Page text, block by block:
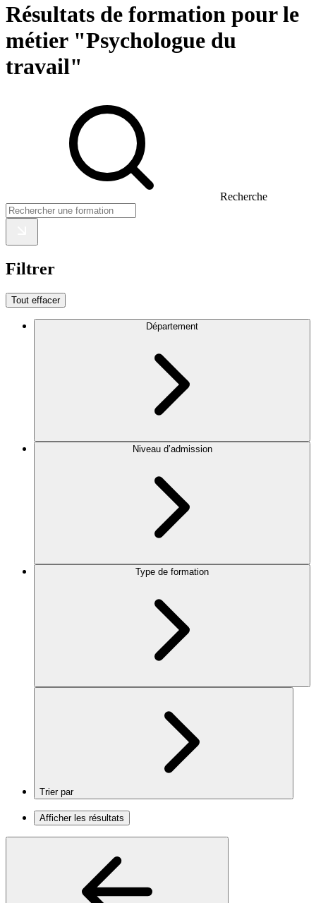
Résultats de formation pour le
métier "Psychologue du
travail"
Recherche
Filtrer
Tout effacer
Département
Niveau d’admission
Type de formation
Trier par
Afficher les résultats